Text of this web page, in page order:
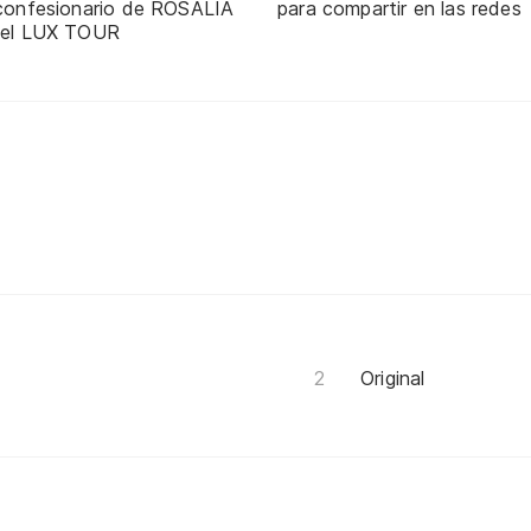
de ROSALÍA
LUX TOUR
para compartir en las redes
Original